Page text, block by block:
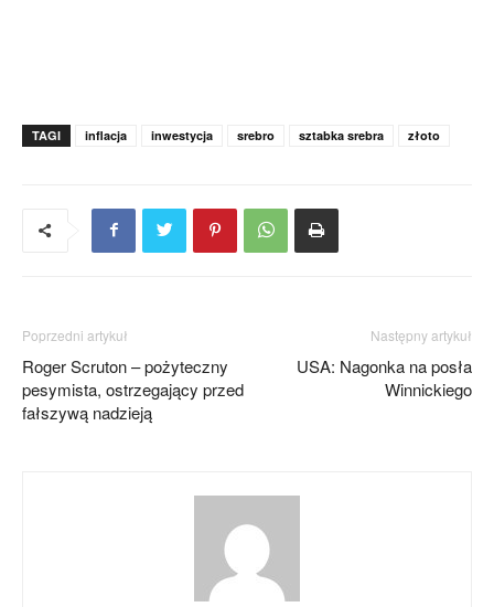
TAGI inflacja inwestycja srebro sztabka srebra złoto
Poprzedni artykuł
Roger Scruton – pożyteczny
pesymista, ostrzegający przed
fałszywą nadzieją
Następny artykuł
USA: Nagonka na posła
Winnickiego